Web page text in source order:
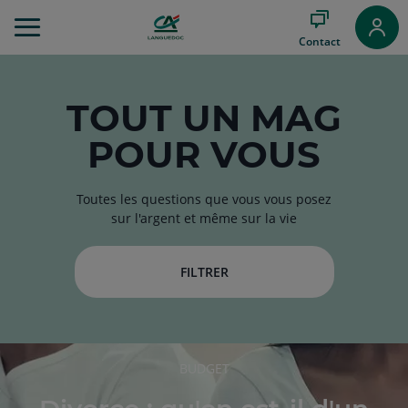
au
Contact
TOUT UN MAG
POUR VOUS
Toutes les questions que vous vous posez
sur l'argent et même sur la vie
FILTRER
RUBRIQUE
BUDGET